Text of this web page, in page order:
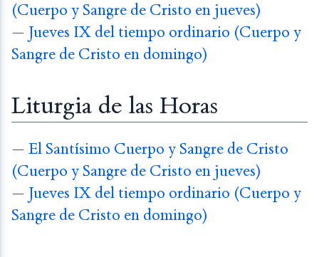
(Cuerpo y Sangre de Cristo en jueves)
— Jueves IX del tiempo ordinario (Cuerpo y
Sangre de Cristo en domingo)
Liturgia de las Horas
— El Santísimo Cuerpo y Sangre de Cristo
(Cuerpo y Sangre de Cristo en jueves)
— Jueves IX del tiempo ordinario (Cuerpo y
Sangre de Cristo en domingo)